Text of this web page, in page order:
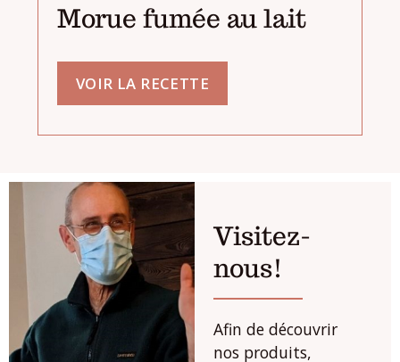
Morue fumée au lait
VOIR LA RECETTE
Visitez-
nous!
Afin de découvrir
nos produits,